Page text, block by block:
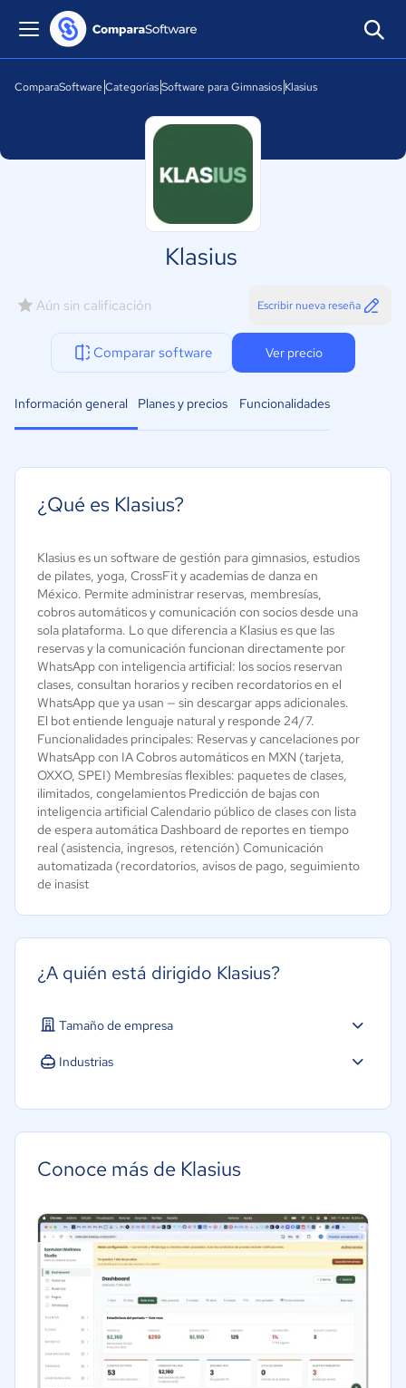
ComparaSoftware CategoríasSoftware para Gimnasios Klasius
Klasius
Aún sin calificación Escribir nueva reseña
Comparar software Ver precio
Información general Planes y precios Funcionalidades
¿Qué es Klasius?
Klasius es un software de gestión para gimnasios, estudios
de pilates, yoga, CrossFit y academias de danza en
México. Permite administrar reservas, membresías,
cobros automáticos y comunicación con socios desde una
sola plataforma. Lo que diferencia a Klasius es que las
reservas y la comunicación funcionan directamente por
WhatsApp con inteligencia artificial: los socios reservan
clases, consultan horarios y reciben recordatorios en el
WhatsApp que ya usan — sin descargar apps adicionales.
El bot entiende lenguaje natural y responde 24/7.
Funcionalidades principales: Reservas y cancelaciones por
WhatsApp con IA Cobros automáticos en MXN (tarjeta,
OXXO, SPEI) Membresías flexibles: paquetes de clases,
ilimitados, congelamientos Predicción de bajas con
inteligencia artificial Calendario público de clases con lista
de espera automática Dashboard de reportes en tiempo
real (asistencia, ingresos, retención) Comunicación
automatizada (recordatorios, avisos de pago, seguimiento
de inasist
¿A quién está dirigido Klasius?
Tamaño de empresa
Micro: 1 a 9 trabajadores
Industrias
Conoce más de Klasius